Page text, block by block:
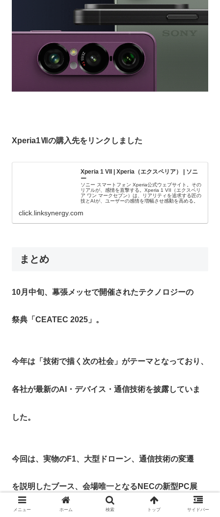
Xperia1Ⅶの購入先をリンクしました
Xperia 1 VII | Xperia（エクスペリア） | ソニ
ー
ソニー スマートフォン Xperia公式ウェブサイト。その
リアルが、感情を直撃する。Xperia 1 VII（エクスペリ
ア ワン マークセブン）は、リアリティを追求する匠の
技とAIが、ユーザーの感情を増幅させ感動を高める。
click.linksynergy.com
まとめ
10月中旬、幕張メッセで開催されたテクノロジーの
祭典「CEATEC 2025」。
今年は「技術で描く次の社会」がテーマとなっており、
各社が最新のAI・デバイス・通信技術を披露していま
した。
今回は、実物のF1、大型ドローン、通信技術の変遷
を説明したブース、会場唯一となるNECの新型PC展
示の紹介をしました。
メニュー ホーム 検索 トップ サイドバー